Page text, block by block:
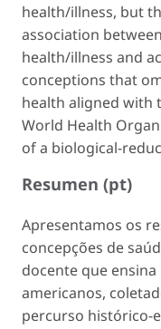
health/illness, but
association
health/illness and
conceptions that
health aligned with
World Health
of a biological-
Resumen (pt)
Apresentamos os
concepções de
docente que
americanos,
percurso histórico-